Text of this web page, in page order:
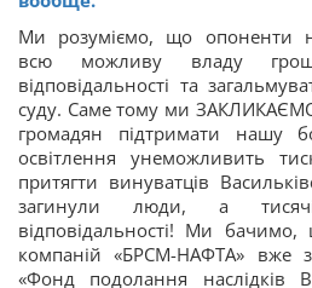
Ми розуміємо, що опоненти
всю можливу владу
відповідальності та
суду. Саме тому ми
громадян підтримати нашу
освітлення унеможливить
притягти винуватців
загинули люди, а
відповідальності! Ми
компаній «БРСМ-НАФТА» вже
«Фонд подолання наслідків